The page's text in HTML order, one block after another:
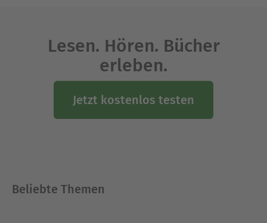
Lesen. Hören. Bücher
erleben.
Jetzt kostenlos testen
Beliebte Themen